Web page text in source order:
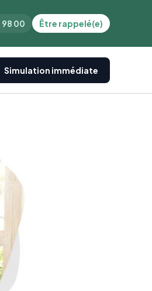
98 00 Être rappelé(e)
Simulation immédiate